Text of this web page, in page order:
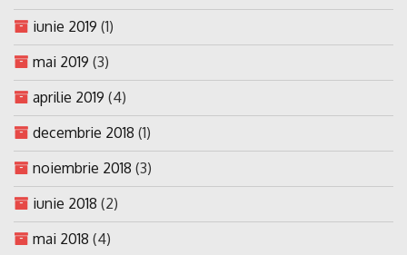
iunie 2019 (1)
mai 2019 (3)
aprilie 2019 (4)
decembrie 2018 (1)
noiembrie 2018 (3)
iunie 2018 (2)
mai 2018 (4)